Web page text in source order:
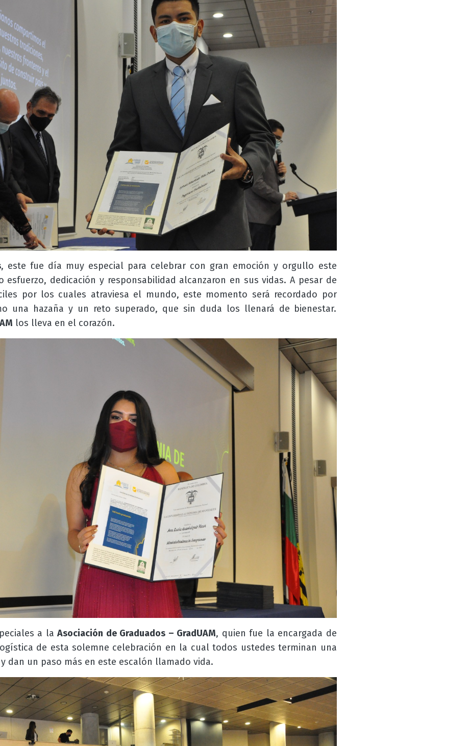
, este fue día muy especial para celebrar con gran emoción y orgullo este
esfuerzo, dedicación y responsabilidad alcanzaron en sus vidas. A pesar de
por los cuales atraviesa el mundo, este momento será recordado por
una hazaña y un reto superado, que sin duda los llenará de bienestar.
los lleva en el corazón.
a laAsociación de Graduados – GradUAM, quien fue la encargada de
de esta solemne celebración en la cual todos ustedes terminan una
dan un paso más en este escalón llamado vida.